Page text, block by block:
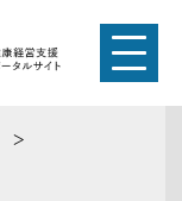
>